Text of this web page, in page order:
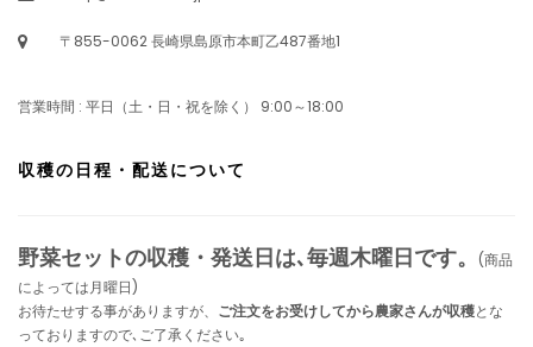
〒855-0062 長崎県島原市本町乙487番地1
営業時間 : 平日（土・日・祝を除く） 9:00～18:00
収穫の日程・配送について
野菜セットの収穫・発送日は､毎週木曜日です。
(商品
によっては月曜日)
お待たせする事がありますが、 ご注文をお受けしてから農家さんが収穫とな
っておりますので､ご了承ください｡